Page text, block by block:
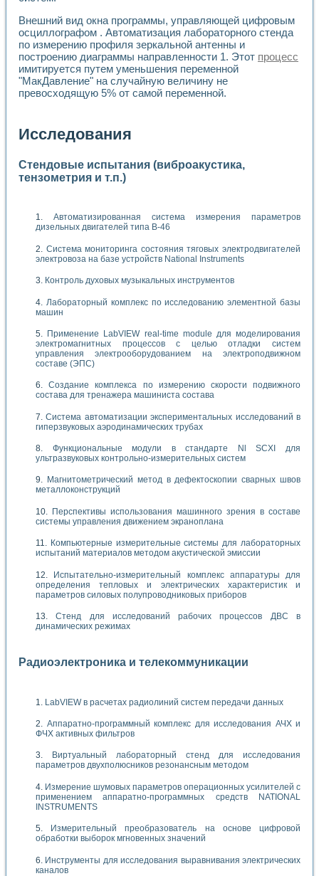
Внешний вид окна программы, управляющей цифровым
осциллографом . Автоматизация лабораторного стенда
по измерению профиля зеркальной антенны и
построению диаграммы направленности 1. Этот процесс
имитируется путем уменьшения переменной
"МакДавление" на случайную величину не
превосходящую 5% от самой переменной.
Исследования
Стендовые испытания (виброакустика,
тензометрия и т.п.)
Автоматизированная система измерения параметров
дизельных двигателей типа В-46
Система мониторинга состояния тяговых электродвигателей
электровоза на базе устройств National Instruments
Контроль духовых музыкальных инструментов
Лабораторный комплекс по исследованию элементной базы
машин
Применение LabVIEW real-time module для моделирования
электромагнитных процессов с целью отладки систем
управления электрооборудованием на электроподвижном
составе (ЭПС)
Создание комплекса по измерению скорости подвижного
состава для тренажера машиниста состава
Система автоматизации экспериментальных исследований в
гиперзвуковых аэродинамических трубах
Функциональные модули в стандарте Nl SCXI для
ультразвуковых контрольно-измерительных систем
Магнитометрический метод в дефектоскопии сварных швов
металлоконструкций
Перспективы использования машинного зрения в составе
системы управления движением экраноплана
Компьютерные измерительные системы для лабораторных
испытаний материалов методом акустической эмиссии
Испытательно-измерительный комплекс аппаратуры для
определения тепловых и электрических характеристик и
параметров силовых полупроводниковых приборов
Стенд для исследований рабочих процессов ДВС в
динамических режимах
Радиоэлектроника и телекоммуникации
LabVIEW в расчетах радиолиний систем передачи данных
Аппаратно-программный комплекс для исследования АЧХ и
ФЧХ активных фильтров
Виртуальный лабораторный стенд для исследования
параметров двухполюсников резонансным методом
Измерение шумовых параметров операционных усилителей с
применением аппаратно-программных средств NATIONAL
INSTRUMENTS
Измерительный преобразователь на основе цифровой
обработки выборок мгновенных значений
Инструменты для исследования выравнивания электрических
каналов